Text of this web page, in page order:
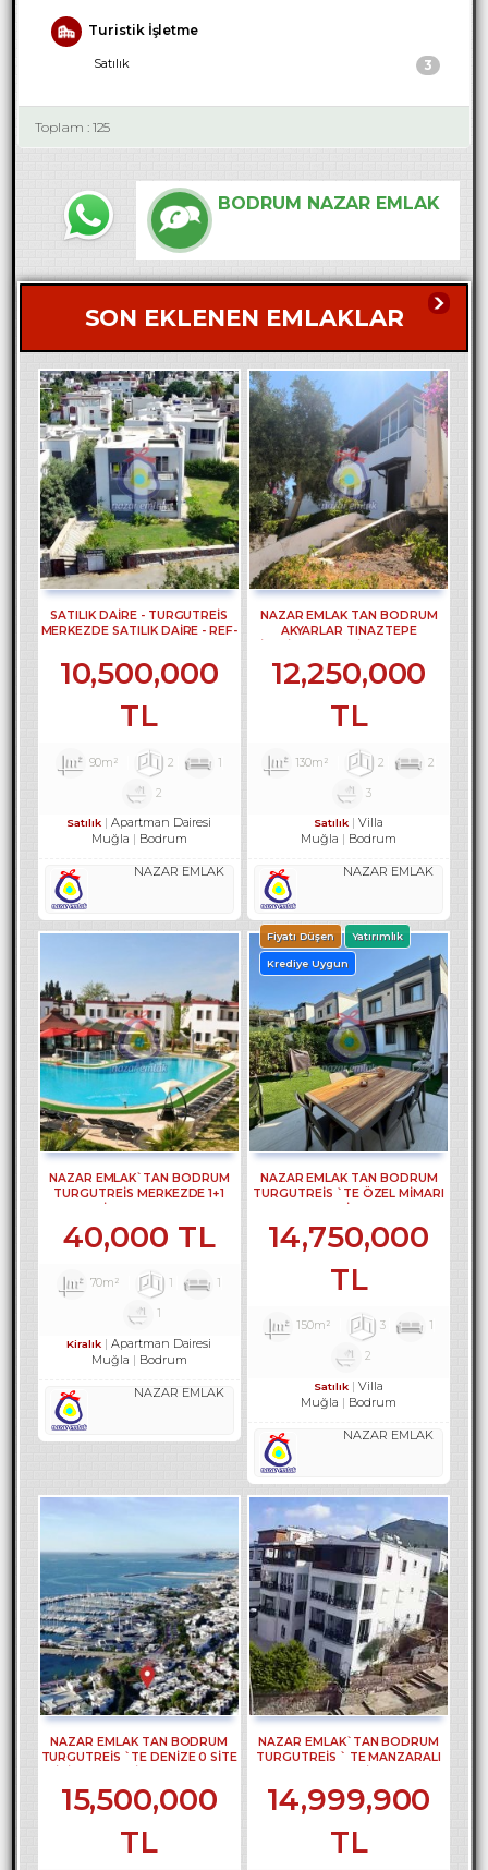
Turistik İşletme
Satılık 3
Toplam : 125
BODRUM NAZAR EMLAK
SON EKLENEN EMLAKLAR
SATILIK DAİRE - TURGUTREİS
MERKEZDE SATILIK DAİRE - REF-
10,500,000
TL
90m² 2 1
2
Satılık
Apartman Dairesi
Muğla
Bodrum
NAZAR EMLAK
NAZAR EMLAK TAN BODRUM
AKYARLAR TINAZTEPE
12,250,000
TL
130m² 2 2
3
Satılık
Villa
Muğla
Bodrum
NAZAR EMLAK
NAZAR EMLAK`TAN BODRUM
TURGUTREİS MERKEZDE 1+1
40,000 TL
70m² 1 1
1
Kiralık
Apartman Dairesi
Muğla
Bodrum
NAZAR EMLAK
Fiyatı Düşen Yatırımlık
Krediye Uygun
NAZAR EMLAK TAN BODRUM
TURGUTREİS `TE ÖZEL MİMARI
14,750,000
TL
150m² 3 1
2
Satılık
Villa
Muğla
Bodrum
NAZAR EMLAK
NAZAR EMLAK TAN BODRUM
TURGUTREİS `TE DENİZE 0 SİTE
15,500,000
TL
NAZAR EMLAK`TAN BODRUM
TURGUTREİS ` TE MANZARALI
14,999,900
TL